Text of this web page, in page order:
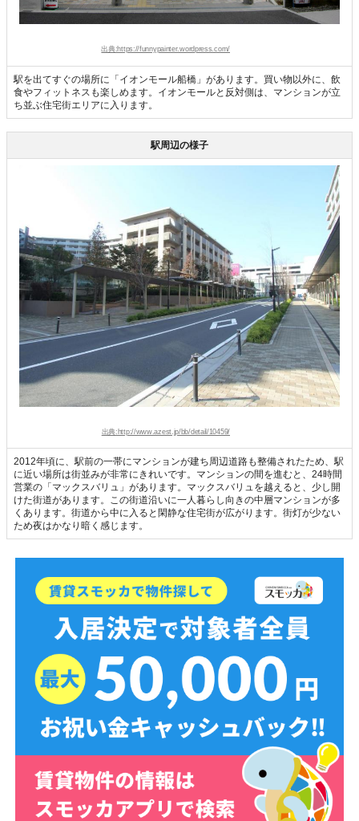
出典:https://funnypainter.wordpress.com/
駅を出てすぐの場所に「イオンモール船橋」があります。買い物以外に、飲
食やフィットネスも楽しめます。イオンモールと反対側は、マンションが立
ち並ぶ住宅街エリアに入ります。
駅周辺の様子
出典:http://www.azest.jp/bb/detail/10459/
2012年頃に、駅前の一帯にマンションが建ち周辺道路も整備されたため、駅
に近い場所は街並みが非常にきれいです。マンションの間を進むと、24時間
営業の「マックスバリュ」があります。マックスバリュを越えると、少し開
けた街道があります。この街道沿いに一人暮らし向きの中層マンションが多
くあります。街道から中に入ると閑静な住宅街が広がります。街灯が少ない
ため夜はかなり暗く感じます。